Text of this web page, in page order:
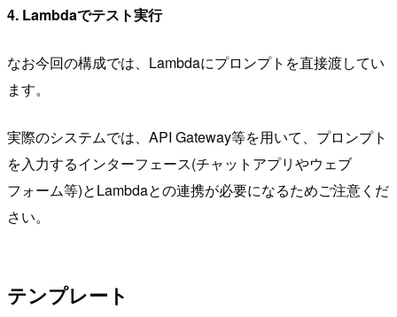
4. Lambdaでテスト実行
なお今回の構成では、Lambdaにプロンプトを直接渡してい
ます。
実際のシステムでは、API Gateway等を用いて、プロンプト
を入力するインターフェース(チャットアプリやウェブ
フォーム等)とLambdaとの連携が必要になるためご注意くだ
さい。
テンプレート